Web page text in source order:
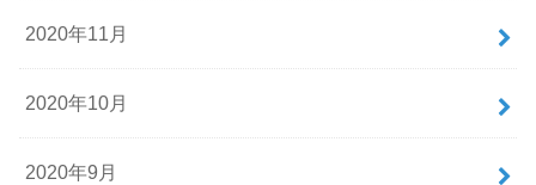
2020年11月
2020年10月
2020年9月